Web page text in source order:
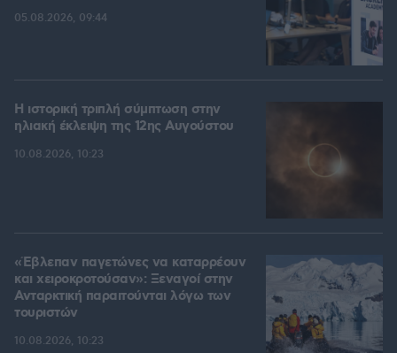
05.08.2026, 09:44
Η ιστορική τριπλή σύμπτωση στην
ηλιακή έκλειψη της 12ης Αυγούστου
10.08.2026, 10:23
«Έβλεπαν παγετώνες να καταρρέουν
και χειροκροτούσαν»: Ξεναγοί στην
Ανταρκτική παραιτούνται λόγω των
τουριστών
10.08.2026, 10:23